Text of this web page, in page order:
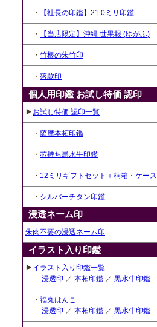
・ 【社長の印鑑】21.0ミリ印鑑
・ 【当店限定】沖縄 世果報 (ゆがふ)
・ 竹根の朱竹印
・ 落款印
個人用印鑑 お試し特価 認印
▶ お試し特価 認印一覧
・ 薩摩本柘印鑑
・ 芯持ち黒水牛印鑑
・ 12ミリギフトセット＋桐箱・ケース
・ シルバーチタン印鑑
浸透ネーム印
朱肉不要の浸透ネーム印
イラスト入り印鑑
▶ イラスト入り印鑑一覧
浸透印 ／ 本柘印鑑 ／ 黒水牛印鑑
・ 福丸はんこ
浸透印 ／ 本柘印鑑 ／ 黒水牛印鑑